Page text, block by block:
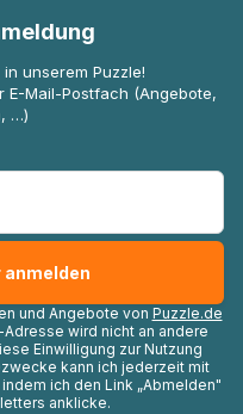
unserem Puzzle!
E-Mail-Postfach (Angebote,
…)
und Angebote von Puzzle.de
wird nicht an andere
Einwilligung zur Nutzung
kann ich jederzeit mit
ich den Link „Abmelden"
anklicke.